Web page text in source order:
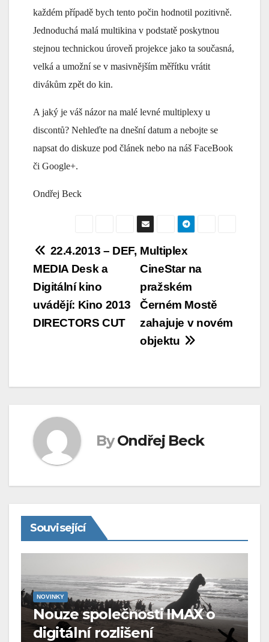
každém případě bych tento počin hodnotil pozitivně.
Jednoduchá malá multikina v podstatě poskytnou
stejnou technickou úroveň projekce jako ta současná,
velká a umožní se v masivnějším měřítku vrátit
divákům zpět do kin.
A jaký je váš názor na malé levné multiplexy u
discontů? Nehleďte na dnešní datum a nebojte se
napsat do diskuze pod článek nebo na náš FaceBook
či Google+.
Ondřej Beck
Navigace
pro
příspěvek
Multiplex
CineStar na
pražském
Černém Mostě
zahajuje v novém
objektu
22.4.2013 – DEF,
MEDIA Desk a
Digitální kino
uvádějí: Kino 2013
DIRECTORS CUT
By Ondřej Beck
Související
NOVINKY
Nouze společnosti IMAX o
digitální rozlišení